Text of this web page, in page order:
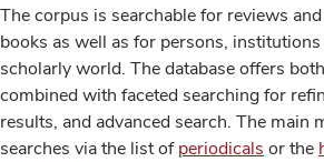
The corpus is searchable for reviews
books as well as for persons,
scholarly world. The database offers
combined with faceted searching for
results, and advanced search. The main
searches via the list ofperiodicals or the